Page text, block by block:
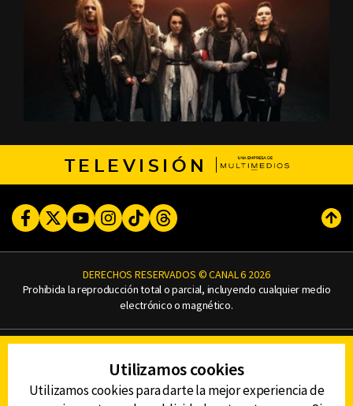
TELEVISIÓN
FacebookTwitterYoutubeInstagram
TikTokThreads
DERECHOS RESERVADOS © CANAL 6 2026
Prohibida la reproducción total o parcial, incluyendo cualquier medio
electrónico o magnético.
AVISO DE PRIVACIDAD
DEFENSORÍA DE LAS AUDIENCIAS
Utilizamos cookies
Utilizamos cookies para darte la mejor experiencia de